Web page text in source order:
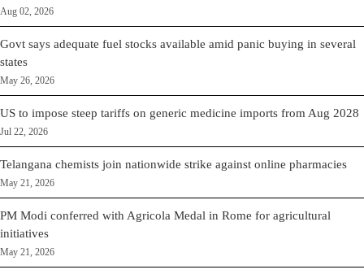
Aug 02, 2026
Govt says adequate fuel stocks available amid panic buying in several
states
May 26, 2026
US to impose steep tariffs on generic medicine imports from Aug 2028
Jul 22, 2026
Telangana chemists join nationwide strike against online pharmacies
May 21, 2026
PM Modi conferred with Agricola Medal in Rome for agricultural
initiatives
May 21, 2026